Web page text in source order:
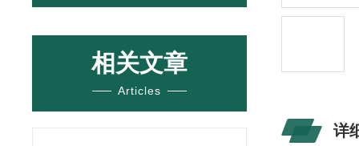
相关文章
Articles
详